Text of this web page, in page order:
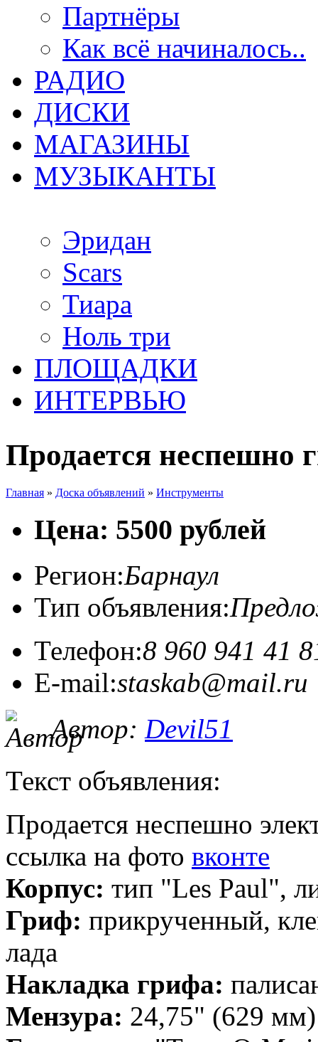
Партнёры
Как всё начиналось..
РАДИО
ДИСКИ
МАГАЗИНЫ
МУЗЫКАНТЫ
Эридан
Scars
Тиара
Ноль три
ПЛОЩАДКИ
ИНТЕРВЬЮ
Продается неспешно
Главная » Доска объявлений » Инструменты
Цена: 5500 рублей
Регион:Барнаул
Тип объявления:
Телефон:8 960 941 41
E-mail:staskab@mail.ru
Автор: Devil51
Текст объявления:
Продается неспешно
ссылка на фото вконте
Корпус: тип "Les Paul",
Гриф: прикрученный,
лада
Накладка грифа:
Мензура: 24,75" (629 мм)